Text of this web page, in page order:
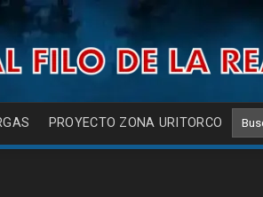
PROYECTO ZONA URITORCO